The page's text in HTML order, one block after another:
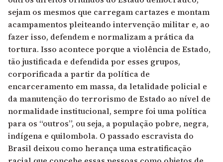
sejam os mesmos que carregam cartazes e montam
acampamentos pleiteando intervenção militar e, ao
fazer isso, defendem e normalizam a prática da
tortura. Isso acontece porque a violência de Estado,
tão justificada e defendida por esses grupos,
corporificada a partir da política de
encarceramento em massa, da letalidade policial e
da manutenção do terrorismo de Estado ao nível de
normalidade institucional, sempre foi uma política
para os “outros”, ou seja, a população pobre, negra,
indígena e quilombola. O passado escravista do
Brasil deixou como herança uma estratificação